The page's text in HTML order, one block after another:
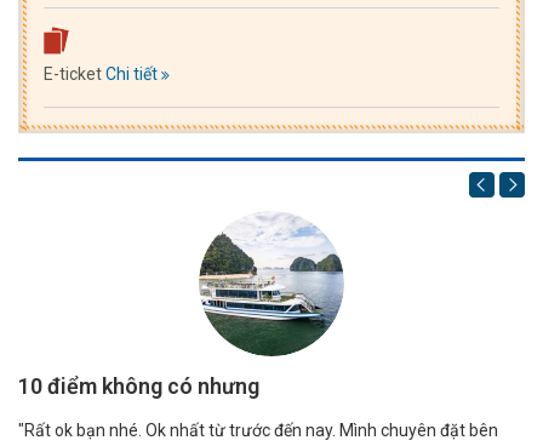
E-ticketChi tiết
10 điểm không có nhưng
"Rất ok bạn nhé. Ok nhất từ trước đến nay. Mình chuyên đặt bên